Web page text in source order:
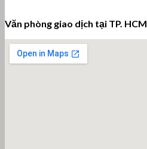
Văn phòng giao dịch tại TP. HCM